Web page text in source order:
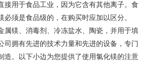
接用于食品工业，因为它含有其他离子。食
必须是食品级的，在购买时应加以区分。
镁、消毒剂、冷冻盐水、陶瓷，并用于填
司拥有先进的技术力量和先进的设备，专门
造。以下小边为您提供了使用氯化镁的注意